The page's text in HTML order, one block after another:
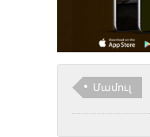
Մամուլ